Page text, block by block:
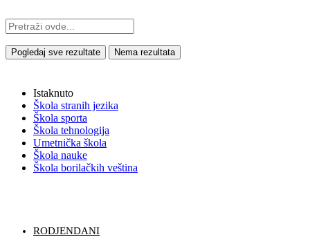
Pogledaj sve rezultate Nema rezultata
Istaknuto
Škola stranih jezika
Škola sporta
Škola tehnologija
Umetnička škola
Škola nauke
Škola borilačkih veština
RODJENDANI